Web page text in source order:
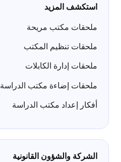
استكشف المزيد
ملحقات مكتب مريحة
ملحقات تنظيم المكتب
ملحقات إدارة الكابلات
ملحقات إضاءة مكتب الدراسة
أفكار إعداد مكتب الدراسة
الشركة والشؤون القانونية